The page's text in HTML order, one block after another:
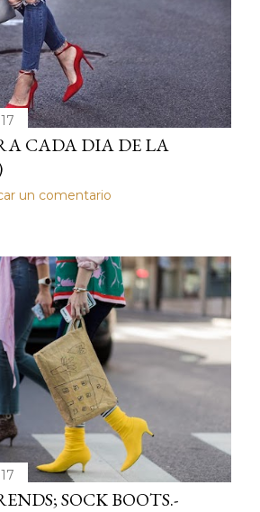
CADA DIA DE LA
un comentario
SOCK BOOTS.-